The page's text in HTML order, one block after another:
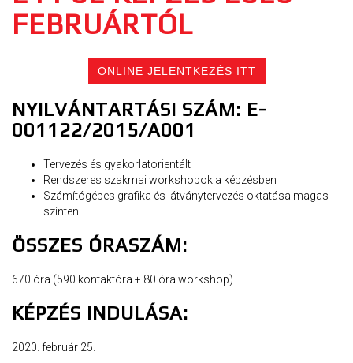
FEBRUÁRTÓL
ONLINE JELENTKEZÉS ITT
NYILVÁNTARTÁSI SZÁM: E-
001122/2015/A001
Tervezés és gyakorlatorientált
Rendszeres szakmai workshopok a képzésben
Számítógépes grafika és látványtervezés oktatása magas
szinten
ÖSSZES ÓRASZÁM:
670 óra (590 kontaktóra + 80 óra workshop)
KÉPZÉS INDULÁSA:
2020. február 25.